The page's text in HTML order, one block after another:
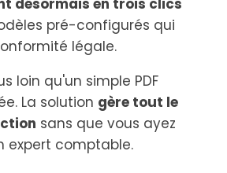
désormais en trois clics
pré-configurés qui
légale.
loin qu'un simple PDF
La solution gère tout le
sans que vous ayez
expert comptable.